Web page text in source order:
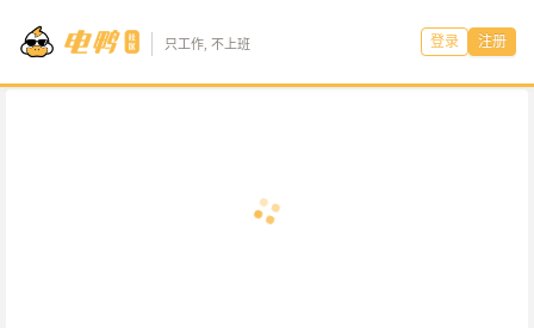
只工作, 不上班 登录 注册